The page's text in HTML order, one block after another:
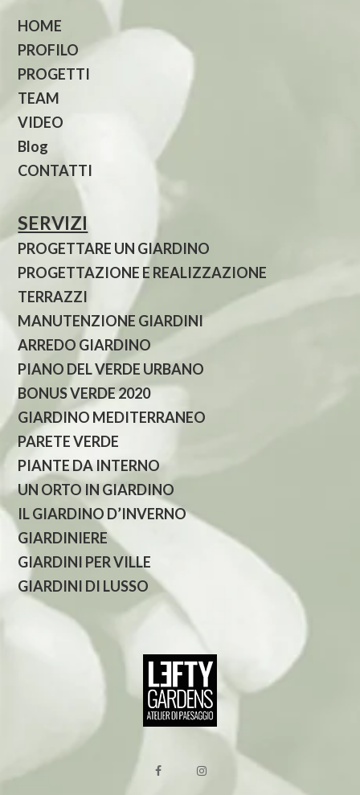
HOME
PROFILO
PROGETTI
TEAM
VIDEO
Blog
CONTATTI
SERVIZI
PROGETTARE UN GIARDINO
PROGETTAZIONE E REALIZZAZIONE
TERRAZZI
MANUTENZIONE GIARDINI
ARREDO GIARDINO
PIANO DEL VERDE URBANO
BONUS VERDE 2020
GIARDINO MEDITERRANEO
PARETE VERDE
PIANTE DA INTERNO
UN ORTO IN GIARDINO
IL GIARDINO D’INVERNO
GIARDINIERE
GIARDINI PER VILLE
GIARDINI DI LUSSO